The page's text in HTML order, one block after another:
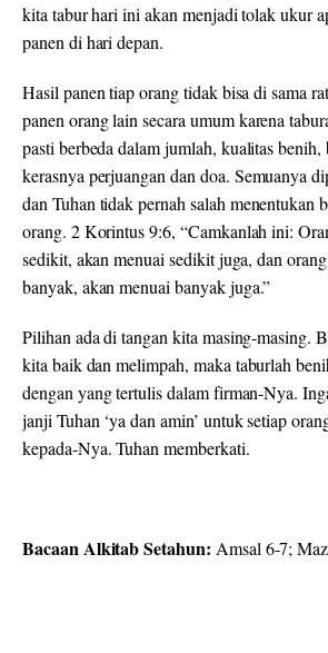
kita tabur hari ini akan menjadi tolak ukur
panen di hari depan.
Hasil panen tiap orang tidak bisa di sama
panen orang lain secara umum karena
pasti berbeda dalam jumlah, kualitas benih,
kerasnya perjuangan dan doa. Semuanya
dan Tuhan tidak pernah salah menentukan
orang. 2 Korintus 9:6, “Camkanlah ini:
sedikit, akan menuai sedikit juga, dan
banyak, akan menuai banyak juga.”
Pilihan ada di tangan kita masing-masing.
kita baik dan melimpah, maka taburlah
dengan yang tertulis dalam firman-Nya.
janji Tuhan ‘ya dan amin’ untuk setiap
kepada-Nya. Tuhan memberkati.
Bacaan Alkitab Setahun: Amsal 6-7;